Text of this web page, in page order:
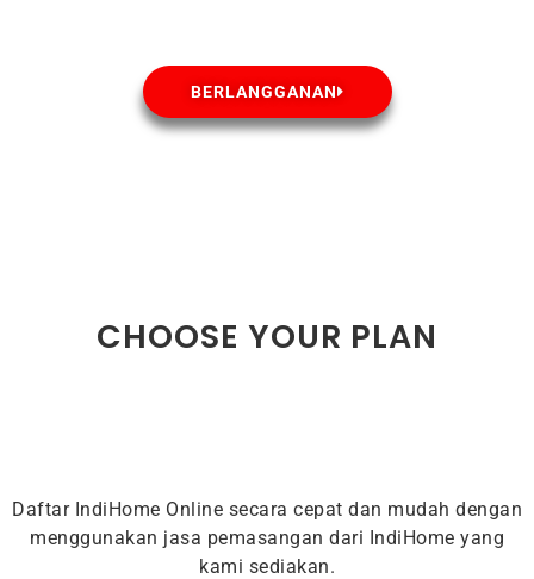
BERLANGGANAN
CHOOSE YOUR PLAN
Daftar IndiHome Online secara cepat dan mudah dengan
menggunakan jasa pemasangan dari IndiHome yang
kami sediakan.